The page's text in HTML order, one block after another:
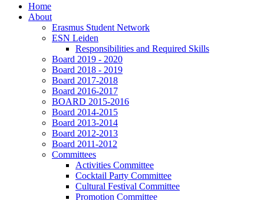
Home
About
Erasmus Student Network
ESN Leiden
Responsibilities and Required Skills
Board 2019 - 2020
Board 2018 - 2019
Board 2017-2018
Board 2016-2017
BOARD 2015-2016
Board 2014-2015
Board 2013-2014
Board 2012-2013
Board 2011-2012
Committees
Activities Committee
Cocktail Party Committee
Cultural Festival Committee
Promotion Committee